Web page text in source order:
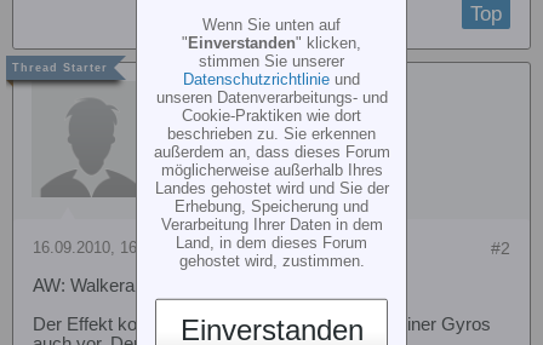
Top
Brandherm
#2
16.09.2010, 16:52
AW: Walkera Kreisl wandert
Der Effekt kommt im HH Modus bei einigen meiner Gyros
Wenn Sie unten auf
"Einverstanden" klicken,
stimmen Sie unserer
Datenschutzrichtlinie und
unseren Datenverarbeitungs- und
Cookie-Praktiken wie dort
beschrieben zu. Sie erkennen
außerdem an, dass dieses Forum
möglicherweise außerhalb Ihres
Landes gehostet wird und Sie der
Erhebung, Speicherung und
Verarbeitung Ihrer Daten in dem
Land, in dem dieses Forum
gehostet wird, zustimmen.
Einverstanden